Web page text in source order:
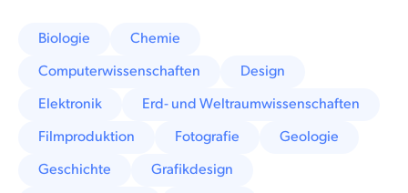
Biologie
Chemie
Computerwissenschaften
Design
Elektronik
Erd- und Weltraumwissenschaften
Filmproduktion
Fotografie
Geologie
Geschichte
Grafikdesign